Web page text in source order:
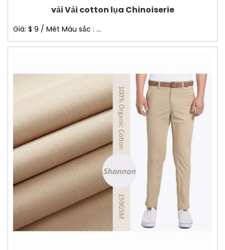
vải Vải cotton lụa Chinoiserie
Giá: $ 9 / Mét Màu sắc : ...